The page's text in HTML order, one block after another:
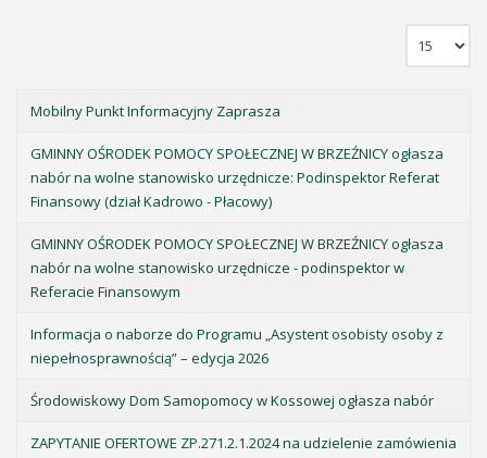
Mobilny Punkt Informacyjny Zaprasza
GMINNY OŚRODEK POMOCY SPOŁECZNEJ W BRZEŹNICY ogłasza
nabór na wolne stanowisko urzędnicze: Podinspektor Referat
Finansowy (dział Kadrowo - Płacowy)
GMINNY OŚRODEK POMOCY SPOŁECZNEJ W BRZEŹNICY ogłasza
nabór na wolne stanowisko urzędnicze - podinspektor w
Referacie Finansowym
Informacja o naborze do Programu „Asystent osobisty osoby z
niepełnosprawnością” – edycja 2026
Środowiskowy Dom Samopomocy w Kossowej ogłasza nabór
ZAPYTANIE OFERTOWE ZP.271.2.1.2024 na udzielenie zamówienia